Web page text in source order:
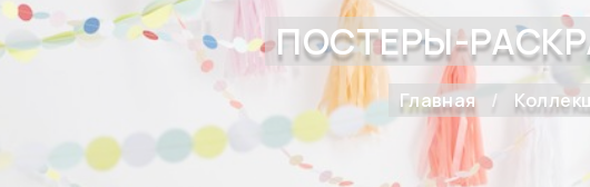
ПОСТЕРЫ-
Главная